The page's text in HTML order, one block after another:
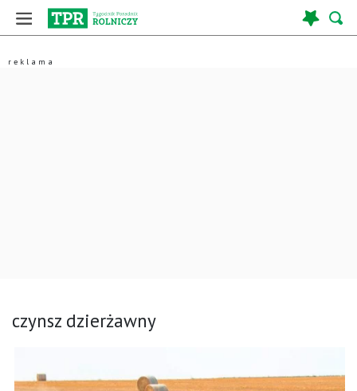
czynsz dzierżawny